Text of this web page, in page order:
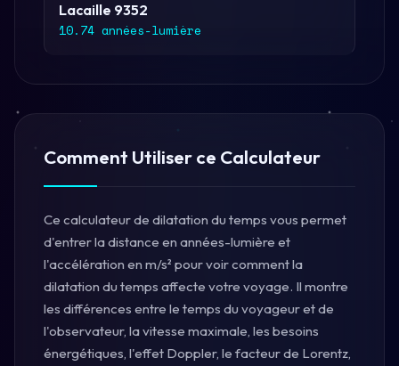
Lacaille 9352
10.74 années-lumière
Comment Utiliser ce Calculateur
Ce calculateur de dilatation du temps vous permet
d'entrer la distance en années-lumière et
l'accélération en m/s² pour voir comment la
dilatation du temps affecte votre voyage. Il montre
les différences entre le temps du voyageur et de
l'observateur, la vitesse maximale, les besoins
énergétiques, l'effet Doppler, le facteur de Lorentz,